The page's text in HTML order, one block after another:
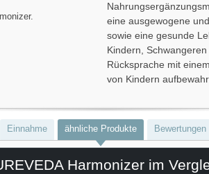
eine ausgewogene
sowie eine gesunde
Kindern,
Rücksprache mit
von Kindern
Einnahme ähnliche Produkte Bewertungen
Harmonizer im